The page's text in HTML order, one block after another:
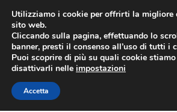
contenuto
Utilizziamo i cookie per offrirti la migliore
sito web.
Cliccando sulla pagina, effettuando lo
banner, presti il consenso all’uso di tutti i
Puoi scoprire di più su quali cookie
disattivarli nelle impostazioni
Accetta